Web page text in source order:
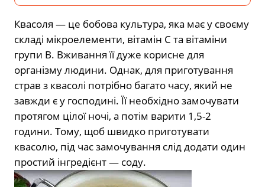
Квасоля — це бобова культура, яка має у своєму
складі мікроелементи, вітамін С та вітаміни
групи В. Вживання її дуже корисне для
організму людини. Однак, для приготування
страв з квасолі потрібно багато часу, який не
завжди є у господині. Її необхідно замочувати
протягом цілої ночі, а потім варити 1,5-2
години. Тому, щоб швидко приготувати
квасолю, під час замочування слід додати один
простий інгредієнт — соду.